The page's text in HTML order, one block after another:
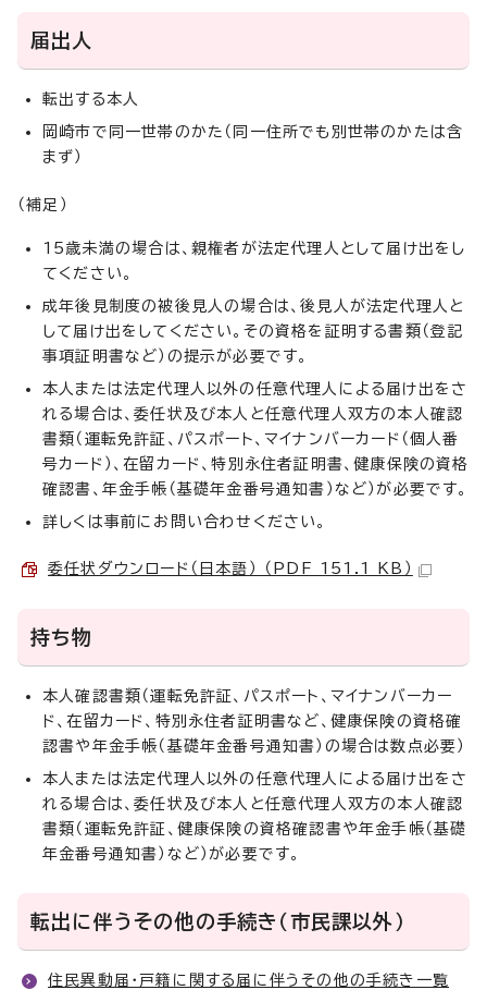
届出人
転出する本人
岡崎市で同一世帯のかた（同一住所でも別世帯のかたは含
まず）
（補足）
15歳未満の場合は、親権者が法定代理人として届け出をし
てください。
成年後見制度の被後見人の場合は、後見人が法定代理人と
して届け出をしてください。その資格を証明する書類（登記
事項証明書など）の提示が必要です。
本人または法定代理人以外の任意代理人による届け出をさ
れる場合は、委任状及び本人と任意代理人双方の本人確認
書類（運転免許証、パスポート、マイナンバーカード（個人番
号カード）、在留カード、特別永住者証明書、健康保険の資格
確認書、年金手帳（基礎年金番号通知書）など）が必要です。
詳しくは事前にお問い合わせください。
委任状ダウンロード（日本語） （PDF 151.1 KB）
持ち物
本人確認書類（運転免許証、パスポート、マイナンバーカー
ド、在留カード、特別永住者証明書など、健康保険の資格確
認書や年金手帳（基礎年金番号通知書）の場合は数点必要）
本人または法定代理人以外の任意代理人による届け出をさ
れる場合は、委任状及び本人と任意代理人双方の本人確認
書類（運転免許証、健康保険の資格確認書や年金手帳（基礎
年金番号通知書）など）が必要です。
転出に伴うその他の手続き（市民課以外）
住民異動届・戸籍に関する届に伴うその他の手続き一覧